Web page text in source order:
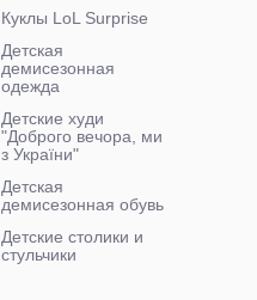
Куклы LoL Surprise
Детская
демисезонная
одежда
Детские худи
"Доброго вечора, ми
з України"
Детская
демисезонная обувь
Детские столики и
стульчики